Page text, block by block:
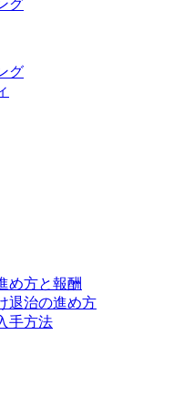
グ
グ
め方と報酬
退治の進め方
手方法